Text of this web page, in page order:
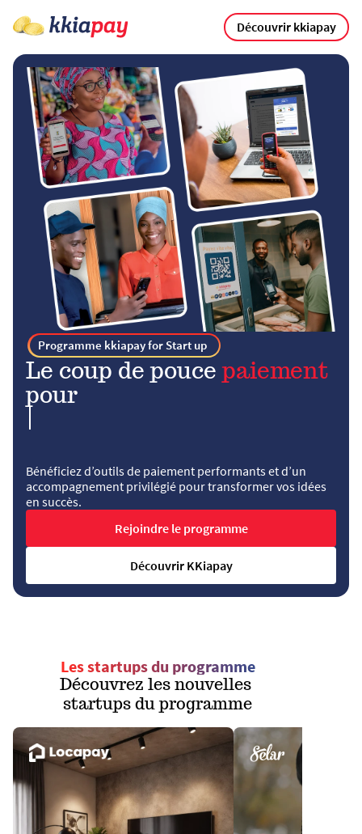
Découvrir kkiapay
Programme kkiapay for Start up
Le coup de pouce paiement
pour
Bénéficiez d’outils de paiement performants et d’un
accompagnement privilégié pour transformer vos idées
en succès.
Rejoindre le programme
Découvrir KKiapay
Les startups du programme
Découvrez les nouvelles
startups du programme